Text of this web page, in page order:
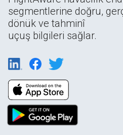
segmentlerine doğru,
dönük ve tahminî
uçuş bilgileri sağlar.